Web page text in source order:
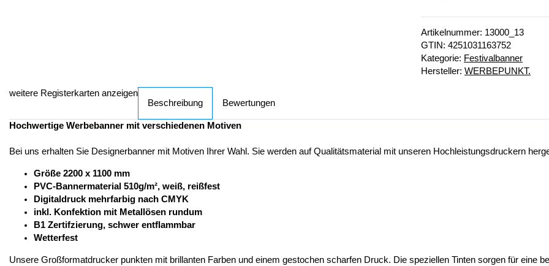
Artikelnummer: 13000_13
GTIN: 4251031163752
Kategorie: Festivalbanner
Hersteller: WERBEPUNKT.
weitere Registerkarten anzeigen
Beschreibung
Bewertungen
Hochwertige Werbebanner mit verschiedenen Motiven
Bei uns erhalten Sie Designerbanner mit Motiven Ihrer Wahl. Sie werden auf Qualitätsmaterial mit unseren Hochleistungsdruckern
Größe 2200 x 1100 mm
PVC-Bannermaterial 510g/m², weiß, reißfest
Digitaldruck mehrfarbig nach CMYK
inkl. Konfektion mit Metallösen rundum
B1 Zertifzierung, schwer entflammbar
Wetterfest
Unsere Großformatdrucker punkten mit brillanten Farben und einem gestochen scharfen Druck. Die speziellen Tinten sorgen für eine